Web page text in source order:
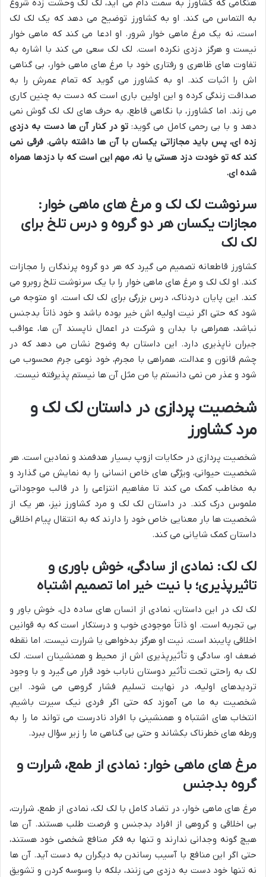
هنگامی که کشاورز به سمت دام می آید، لک لک وحشت زده شروع
به التماس می کند. او به کشاورز توضیح می دهد که یک لک لک
است، نه یک مرغ ماهی خوار شرور. او ادعا می کند که ماهی خوار
نیست و هرگز دزدی نکرده است. لک لک سعی می کند با اشاره به
تفاوت های ظاهری و رفتاری خود با مرغ های ماهی خوار، بی گناهی
اش را اثبات کند. او به کشاورز می گوید که تمام عمرش را به
صداقت زندگی کرده و این اولین باری است که دست به چنین کاری
می زند. اما کشاورز، با نگاهی قاطع، به حرف های لک لک گوش نمی
دهد و با بی رحمی کامل می گوید:تو در کنار آن ها دست به دزدی
زده ای، پس باید مجازاتی یکسان با آن ها داشته باشی. فرقی نمی
کند که تو خودت دزد هستی یا نه، مهم این است که با دزدها همراه
شده ای.
سرنوشت لک لک و مرغ های ماهی خوار:
مجازات یکسان هر دو گروه و درس تلخ برای
لک لک
کشاورز قاطعانه تصمیم می گیرد که هر دو گروه پرندگان را مجازات
کند. او لک لک و مرغ های ماهی خوار را با یک سرنوشت تلخ روبرو می
کند. این پایان دردناک، درس بزرگی برای لک لک است. او متوجه می
شود که حتی اگر نیت اولیه اش خیر بوده باشد و خود ذاتاً بدجنس
نباشد، همراهی با بدان و شرکت در اعمال ناپسند آن ها، عواقب
جبران ناپذیری دارد. این داستان به وضوح نشان می دهد که در
چشم قانون و عدالت، همراهی با مجرم، خود نوعی جرم محسوب می
شود و عذر من نمی دانستم یا من مثل آن ها نیستم پذیرفته نیست.
شخصیت پردازی در داستان لک لک و
مرد کشاورز
شخصیت پردازی در حکایات ازوپ بسیار هدفمند و نمادین است. هر
شخصیت حیوانی، ویژگی های خاص انسانی را به نمایش می گذارد و
به مخاطب کمک می کند تا مفاهیم انتزاعی را در قالب موجوداتی
ملموس درک کند. در داستان لک لک و مرد کشاورز نیز، هر یک از
شخصیت ها بار معنایی خاص خود را دارند که به انتقال پیام اخلاقی
داستان کمک شایانی می کند.
لک لک: نمادی از سادگی، خوش باوری و
تاثیرپذیری؛ با نیت خیر اما تصمیم اشتباه
لک لک در این داستان، نمادی از انسان های ساده دل، خوش باور و
بی تجربه است. او ذاتاً موجودی خوب و درستکار است که به قوانین
اخلاقی پایبند است. نیت او هرگز بدخواهی یا شرارت نیست. اما نقطه
ضعف او، سادگی و تأثیرپذیری اش از محیط و همنشینان است. لک
لک به راحتی تحت تأثیر دوستان ناباب خود قرار می گیرد و با وجود
تردیدهای اولیه، در نهایت تسلیم فشار گروهی می شود. این
شخصیت به ما می آموزد که حتی اگر فردی نیک سیرت باشیم،
انتخاب های اشتباه و همنشینی با افراد نادرست می تواند ما را به
ورطه های خطرناک بکشاند و حتی بی گناهی ما را زیر سؤال ببرد.
مرغ های ماهی خوار: نمادی از طمع، شرارت و
گروه بدجنس
مرغ های ماهی خوار، در تضاد کامل با لک لک، نمادی از طمع، شرارت،
بی اخلاقی و گروهی از افراد بدجنس و فرصت طلب هستند. آن ها
هیچ گونه وجدانی ندارند و تنها به فکر منافع شخصی خود هستند،
حتی اگر این منافع با آسیب رساندن به دیگران به دست آید. آن ها
نه تنها خود دست به دزدی می زنند، بلکه با وسوسه کردن و تشویق